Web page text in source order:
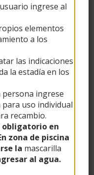
práctica del deporte a
que
la salud física y
te esperamos!
ingrese al
elementos
a los
las indicaciones
la estadía en los
persona ingrese
uso individual
recambio.
obligatorio en
zona de piscina
la mascarilla
al agua.